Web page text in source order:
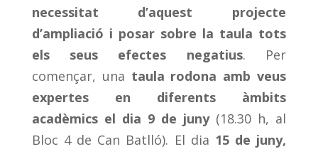
necessitat d’aquest projecte
d’ampliació i posar sobre la taula tots
els seus efectes negatius. Per
començar, una taula rodona amb veus
expertes en diferents àmbits
acadèmics el dia 9 de juny(18.30 h, al
Bloc 4 de Can Batlló). El dia 15 de juny,